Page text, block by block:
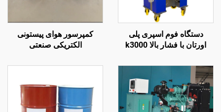
دستگاه فوم اسپری پلی
اورتان با فشار بالا k3000
سقف
کمپرسور هوای پیستونی
الکتریکی صنعتی